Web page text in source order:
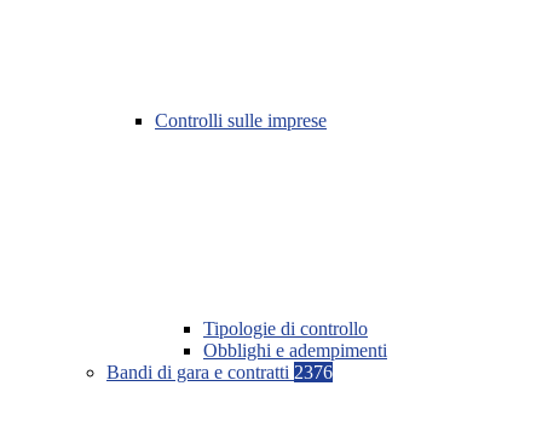
Controlli sulle imprese
Tipologie di controllo
Obblighi e adempimenti
Bandi di gara e contratti 2376